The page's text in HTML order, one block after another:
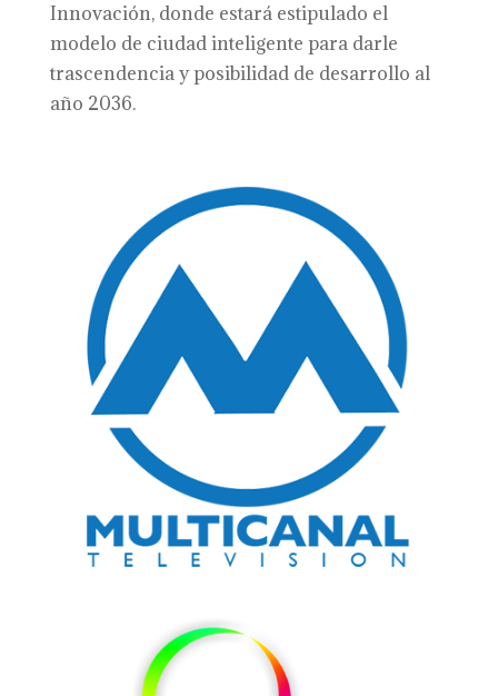
Innovación, donde estará estipulado el
modelo de ciudad inteligente para darle
trascendencia y posibilidad de desarrollo al
año 2036.